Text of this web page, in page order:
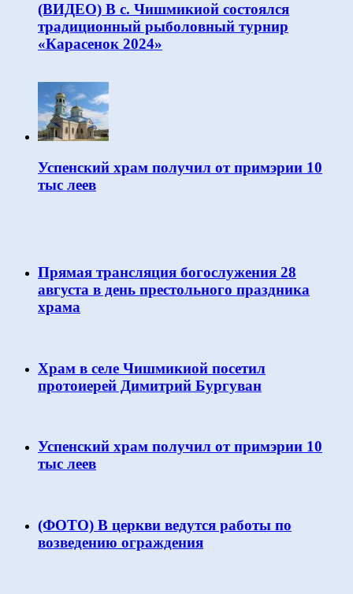
(ВИДЕО) В с. Чишмикиой состоялся
традиционный рыболовный турнир
«Карасенок 2024»
Успенский храм получил от примэрии 10
тыс леев
Прямая трансляция богослужения 28
августа в день престольного праздника
храма
Храм в селе Чишмикиой посетил
протоиерей Димитрий Бургуван
Успенский храм получил от примэрии 10
тыс леев
(ФОТО) В церкви ведутся работы по
возведению ограждения